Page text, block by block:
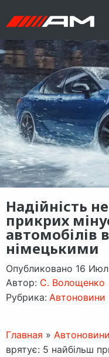
Надійність
прикрих
автомобілів
німецькими
Опубликовано 16
Автор: C. Волощенко
Рубрика: Автоновини
Главная » Автоновини
врятує: 5 найбільш